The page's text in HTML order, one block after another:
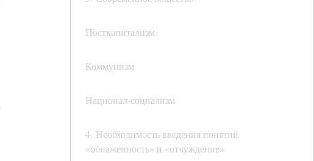
Посткапитализм
Коммунизм
Национал-социализм
4. Необходимость введения понятий
«обнаженность» и «отчуждение»